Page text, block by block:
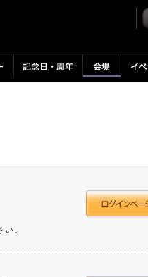
。